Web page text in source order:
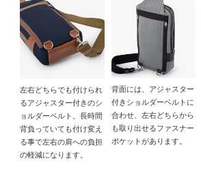
左右どちらでも付けられ
るアジャスター付きのシ
ョルダーベルト。長時間
背負っていても付け変え
る事で左右の肩への負担
の軽減になります。
背面には、アジャスター
付きショルダーベルトに
合わせ、左右どちらから
も取り出せるファスナー
ポケットがあります。